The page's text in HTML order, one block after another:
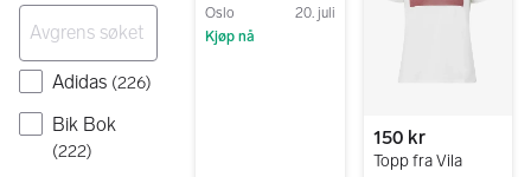
Adidas (226)
Bik Bok
(222)
Oslo
20. juli
Kjøp nå
150 kr
Topp fra Vila